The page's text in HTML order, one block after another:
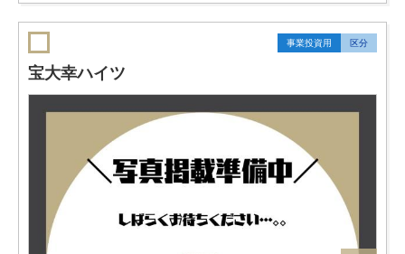
事業投資用 区分
宝大幸ハイツ